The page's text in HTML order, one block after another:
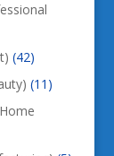
(42)
(11)